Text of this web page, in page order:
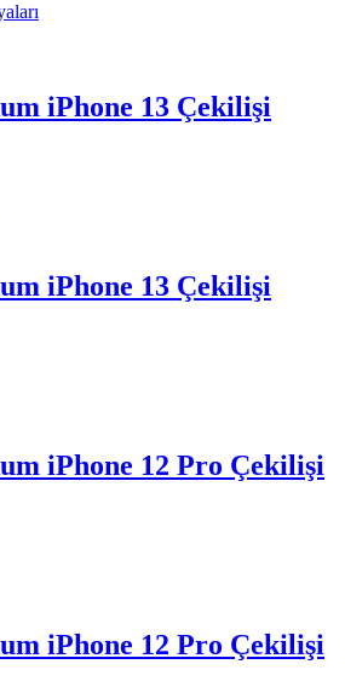
iPhone 13 Çekilişi
iPhone 13 Çekilişi
iPhone 12 Pro Çekilişi
iPhone 12 Pro Çekilişi